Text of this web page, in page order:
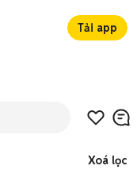
Tải app
Xoá lọc